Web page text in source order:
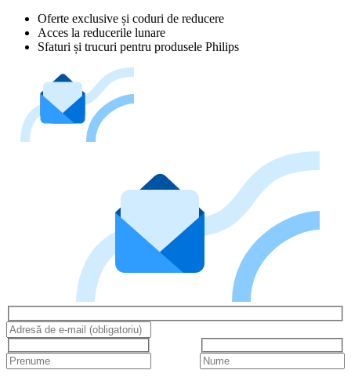
Oferte exclusive și coduri de reducere
Acces la reducerile lunare
Sfaturi și trucuri pentru produsele Philips